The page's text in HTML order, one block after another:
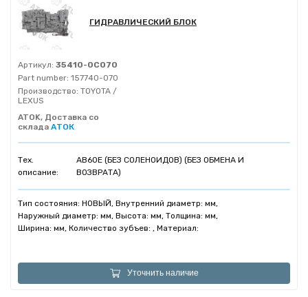
ГИДРАВЛИЧЕСКИЙ БЛОК
Артикул: 35410-0C070
Part number: 157740-070
Производство: TOYOTA /
LEXUS
ATOK, Доставка со
склада АТОК
Тех.
описание:
AB60E (БЕЗ СОЛЕНОИДОВ) (БЕЗ ОБМЕНА И
ВОЗВРАТА)
Тип состояния: НОВЫЙ, Внутренний диаметр: мм,
Наружный диаметр: мм, Высота: мм, Толщина: мм,
Ширина: мм, Количество зубъев: , Материал:
Уточнить наличие